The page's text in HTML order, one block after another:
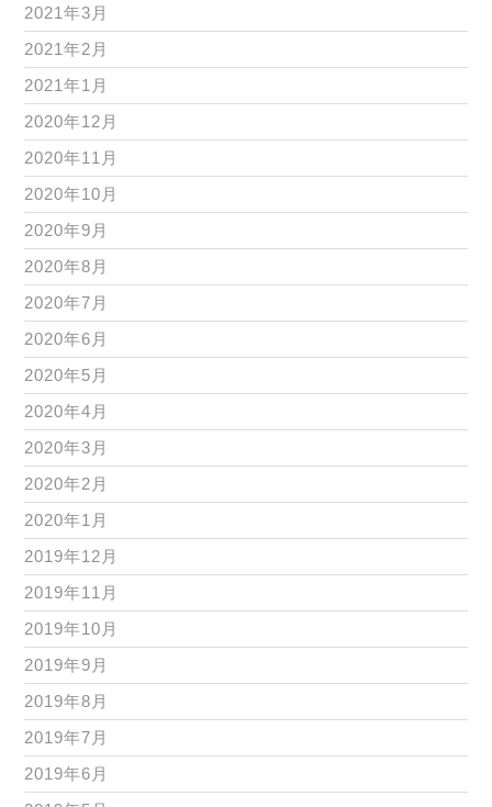
2021年3月
2021年2月
2021年1月
2020年12月
2020年11月
2020年10月
2020年9月
2020年8月
2020年7月
2020年6月
2020年5月
2020年4月
2020年3月
2020年2月
2020年1月
2019年12月
2019年11月
2019年10月
2019年9月
2019年8月
2019年7月
2019年6月